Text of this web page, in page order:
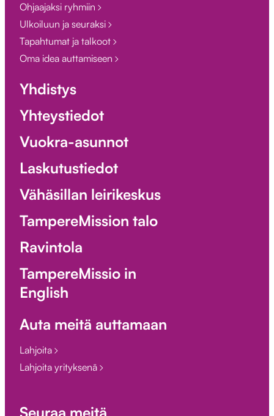
Ohjaajaksi ryhmiin
Ulkoiluun ja seuraksi
Tapahtumat ja talkoot
Oma idea auttamiseen
Yhdistys
Yhteystiedot
Vuokra-asunnot
Laskutustiedot
Vähäsillan leirikeskus
TampereMission talo
Ravintola
TampereMissio in
English
Auta meitä auttamaan
Lahjoita
Lahjoita yrityksenä
Seuraa meitä